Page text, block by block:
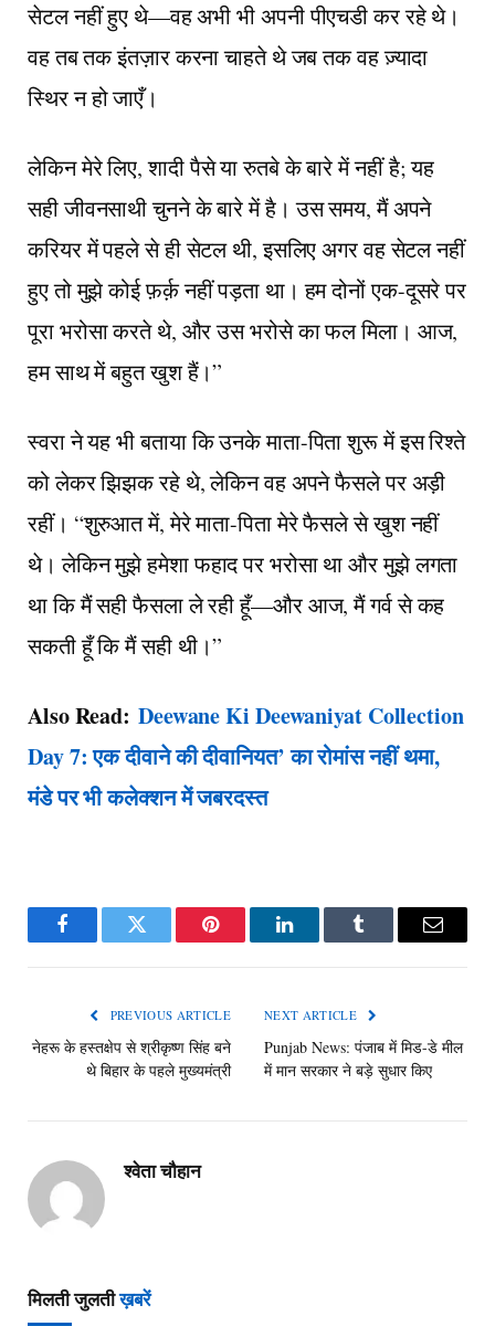
सेटल नहीं हुए थे—वह अभी भी अपनी पीएचडी कर रहे थे।
वह तब तक इंतज़ार करना चाहते थे जब तक वह ज़्यादा
स्थिर न हो जाएँ।
लेकिन मेरे लिए, शादी पैसे या रुतबे के बारे में नहीं है; यह
सही जीवनसाथी चुनने के बारे में है। उस समय, मैं अपने
करियर में पहले से ही सेटल थी, इसलिए अगर वह सेटल नहीं
हुए तो मुझे कोई फ़र्क़ नहीं पड़ता था। हम दोनों एक-दूसरे पर
पूरा भरोसा करते थे, और उस भरोसे का फल मिला। आज,
हम साथ में बहुत खुश हैं।”
स्वरा ने यह भी बताया कि उनके माता-पिता शुरू में इस रिश्ते
को लेकर झिझक रहे थे, लेकिन वह अपने फैसले पर अड़ी
रहीं। “शुरुआत में, मेरे माता-पिता मेरे फैसले से खुश नहीं
थे। लेकिन मुझे हमेशा फहाद पर भरोसा था और मुझे लगता
था कि मैं सही फैसला ले रही हूँ—और आज, मैं गर्व से कह
सकती हूँ कि मैं सही थी।”
Also Read: Deewane Ki Deewaniyat Collection
Day 7: एक दीवाने की दीवानियत’ का रोमांस नहीं थमा,
मंडे पर भी कलेक्शन में जबरदस्त
FacebookTwitter Pinterest LinkedInTumblr Email
PREVIOUS ARTICLE
नेहरू के हस्तक्षेप से श्रीकृष्ण सिंह बने
थे बिहार के पहले मुख्यमंत्री
NEXT ARTICLE
Punjab News: पंजाब में मिड-डे मील
में मान सरकार ने बड़े सुधार किए
श्वेता चौहान
मिलती जुलतीख़बरें